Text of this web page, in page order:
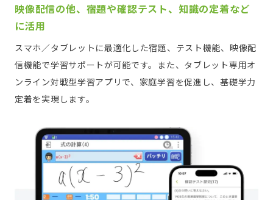
映像配信の他、宿題や確認テスト、知識の定着など
に活用
スマホ／タブレットに最適化した宿題、テスト機能、映像配
信機能で学習サポートが可能です。また、タブレット専用オ
ンライン対戦型学習アプリで、家庭学習を促進し、基礎学力
定着を実現します。